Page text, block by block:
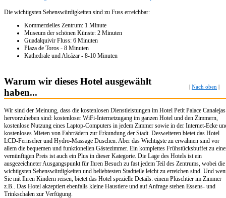
Die wichtigsten Sehenswürdigkeiten sind zu Fuss erreichbar:
Kommerzielles Zentrum: 1 Minute
Museum der schönen Künste: 2 Minuten
Guadalquivir Fluss: 6 Minuten
Plaza de Toros - 8 Minuten
Kathedrale und Alcázar - 8-10 Minuten
Warum wir dieses Hotel ausgewählt
haben...
Nach oben
Wir sind der Meinung, dass die kostenlosen Dienstleistungen im Hotel Petit Palace Canalejas
hervorzuheben sind: kostenloser WiFi-Internetzugang im ganzen Hotel und den Zimmern,
kostenlose Nutzung eines Laptop-Computers in jedem Zimmer sowie in der Internet-Ecke
kostenloses Mieten von Fahrrädern zur Erkundung der Stadt. Desweiteren bietet das Hotel
LCD-Fernseher und Hydro-Massage Duschen. Aber das Wichtigste zu erwähnen sind vor
allem die bequemen und funktionellen Gästezimmer. Ein komplettes Frühstücksbuffet zu
vernünftigen Preis ist auch ein Plus in dieser Kategorie. Die Lage des Hotels ist ein
ausgezeichneter Ausgangspunkt für Ihren Besuch zu fast jedem Teil des Zentrums, wobei die
wichtigsten Sehenswürdigkeiten und beliebtesten Stadtteile leicht zu erreichen sind. Und
Sie mit Ihren Kindern reisen, bietet das Hotel spezielle Details: einem Plüschtier im Zimmer
z.B.. Das Hotel akzeptiert ebenfalls kleine Haustiere und auf Anfrage stehen Essens- und
Trinkschalen zur Verfügung.